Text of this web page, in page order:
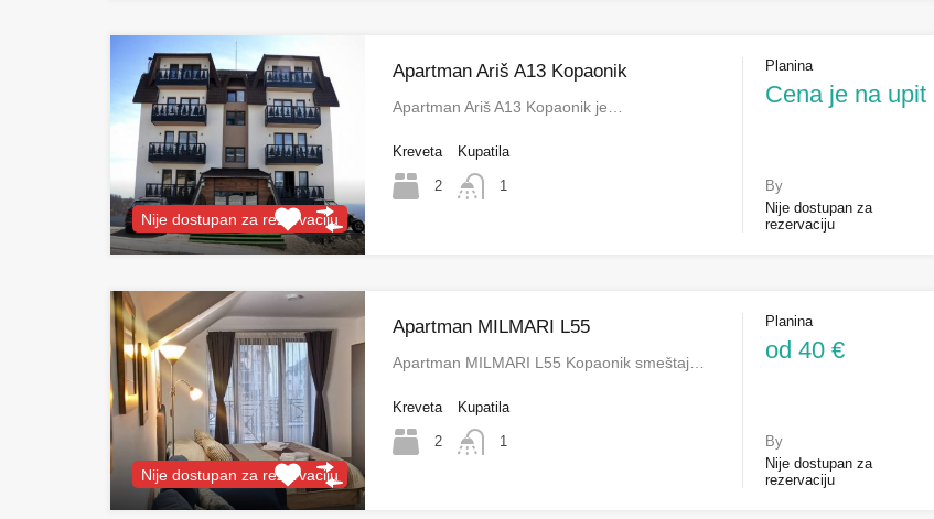
Nije dostupan za rezervaciju
Apartman Ariš A13 Kopaonik
Apartman Ariš A13 Kopaonik je…
Kreveta
2
Kupatila
1
Planina
Cena je na upit
By
Nije dostupan za
rezervaciju
Nije dostupan za rezervaciju
Apartman MILMARI L55
Apartman MILMARI L55 Kopaonik smeštaj…
Kreveta
2
Kupatila
1
Planina
od 40 €
By
Nije dostupan za
rezervaciju